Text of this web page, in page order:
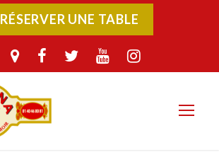
RÉSERVER UNE TABLE